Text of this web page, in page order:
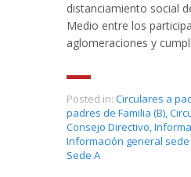
distanciamiento social
Medio entre los
aglomeraciones y
Posted in: Circulares a
padres de Familia (B),
Consejo Directivo,
Información general sede
Sede A